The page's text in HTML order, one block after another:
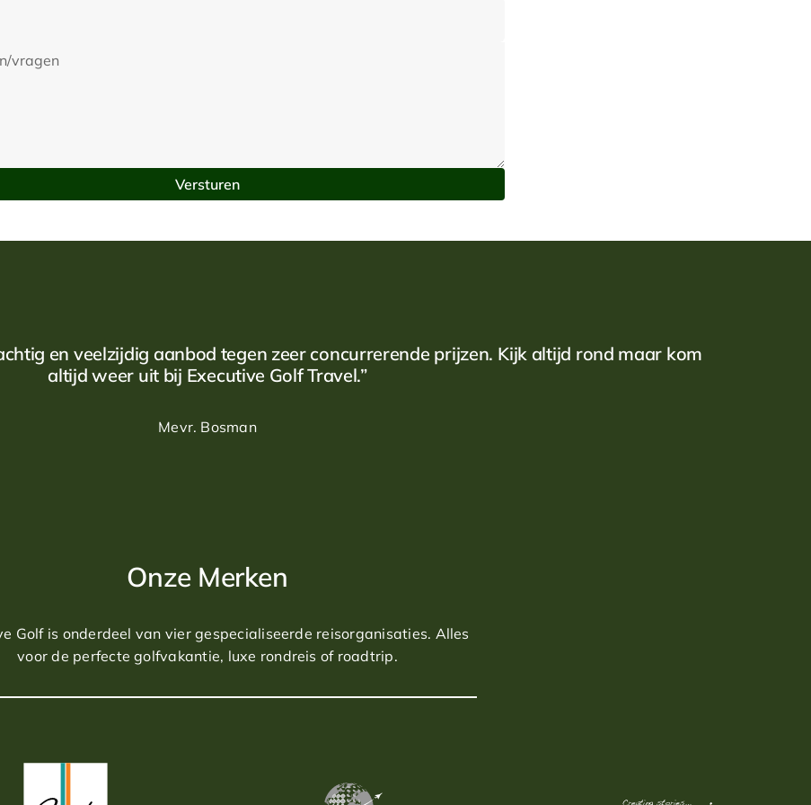
en veelzijdig aanbod tegen zeer concurrerende prijzen. Kijk altijd rond maar kom
altijd weer uit bij Executive Golf Travel.”
Mevr. Bosman
Onze Merken
Golf is onderdeel van vier gespecialiseerde reisorganisaties. Alles
voor de perfecte golfvakantie, luxe rondreis of roadtrip.